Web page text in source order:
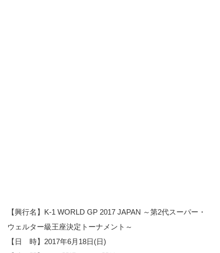
【興行名】K-1 WORLD GP 2017 JAPAN ～第2代スーパー・
ウェルター級王座決定トーナメント～
【日 時】2017年6月18日(日)